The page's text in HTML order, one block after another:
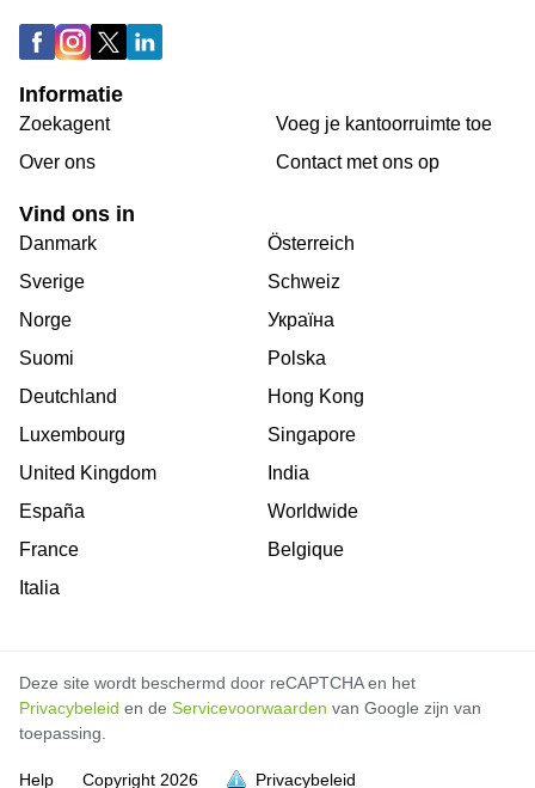
Informatie
Zoekagent
Over ons
Voeg je kantoorruimte toe
Сontact met ons op
Vind ons in
Danmark
Sverige
Norge
Suomi
Deutchland
Luxembourg
United Kingdom
España
France
Italia
Österreich
Schweiz
Україна
Polska
Hong Kong
Singapore
India
Worldwide
Belgique
Deze site wordt beschermd door reCAPTCHA en het
Privacybeleid en de Servicevoorwaarden van Google zijn van
toepassing.
Help Copyright 2026 Privacybeleid